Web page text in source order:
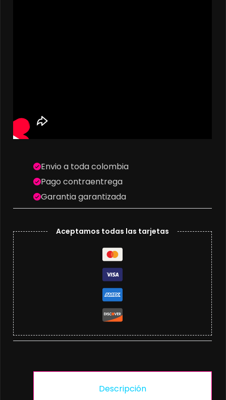
Envio a toda colombia
Pago contraentrega
Garantia garantizada
Aceptamos todas las tarjetas
Descripción